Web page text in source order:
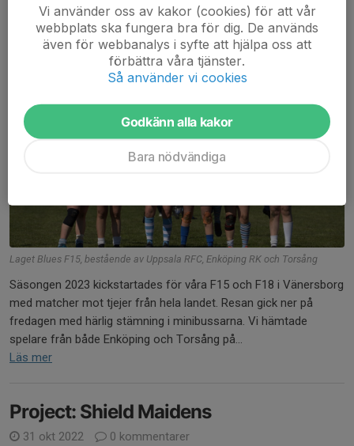
Säsongen 2023 är igång!
10 maj 2023 1 kommentar
Laget Blues F15, bestående av Uppsala RFC, Enköping RK och Torsång
Säsongen 2023 kickstartades för våra F15 och F18 i Vänersborg
med matcher mot tjejer från hela landet. Resan gick ner på
fredagen med härlig stämning i minibussarna. Vi hämtade
spelare från både Enköping och Torsång på...
Läs mer
Project: Shield Maidens
31 okt 2022 0 kommentarer
Vi använder oss av kakor (cookies) för att vår
webbplats ska fungera bra för dig. De används
även för webbanalys i syfte att hjälpa oss att
förbättra våra tjänster.
Så använder vi cookies
Godkänn alla kakor
Bara nödvändiga